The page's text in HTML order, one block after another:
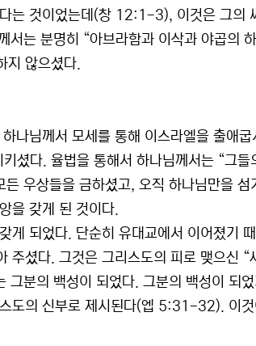
는 것이었는데(창 12:1-3), 이것은 그의
는 분명히 “아브라함과 이삭과 야곱의
지 않으셨다.
나님께서 모세를 통해 이스라엘을 출애
셨다. 율법을 통해서 하나님께서는 “그들
우상들을 금하셨고, 오직 하나님만을 섬
을 갖게 된 것이다.
게 되었다. 단순히 유대교에서 이어졌기
주셨다. 그것은 그리스도의 피로 맺으신
분의 백성이 되었다. 그분의 백성이 되
도의 신부로 제시된다(엡 5:31-32). 이